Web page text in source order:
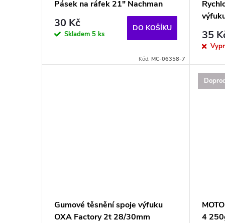
t
Pásek na ráfek 21" Nachman
30 Kč
Skladem 5 ks
DO KOŠÍKU
Kód: MC-06358-7
35
Gumové těsnění spoje výfuku
OXA Factory 2t 28/30mm
4